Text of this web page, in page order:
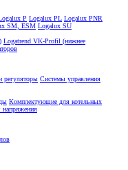
P Logalux PL Logalux PNR
SM, ESM Logalux SU
Logatrend VK-Profil (нижнее
регуляторы Системы управления
Комплектующие для котельных
напряжения